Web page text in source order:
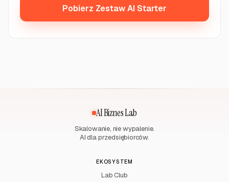
Pobierz Zestaw AI Starter
AI Biznes Lab
Skalowanie, nie wypalenie.
AI dla przedsiębiorców.
EKOSYSTEM
Lab Club